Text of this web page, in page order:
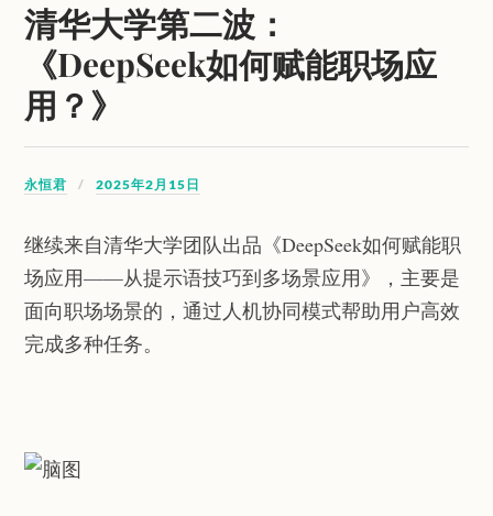
清华大学第二波：
《DeepSeek如何赋能职场应
用？》
永恒君 2025年2月15日
继续来自清华大学团队出品《DeepSeek如何赋能职
场应用——从提示语技巧到多场景应用》，主要是
面向职场场景的，通过人机协同模式帮助用户高效
完成多种任务。